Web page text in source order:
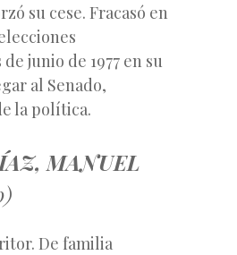
su cese. Fracasó en
junio de 1977 en su
al Senado,
la política.
MANUEL
De familia